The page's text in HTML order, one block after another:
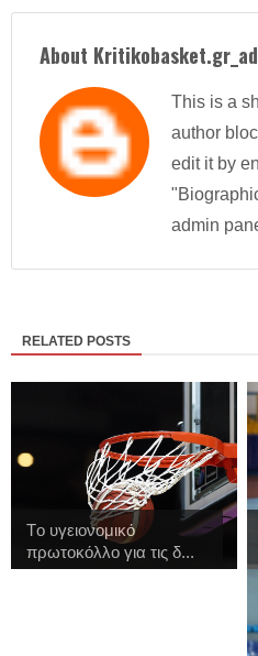
About
This is a
author
edit it by
admin
RELATED POSTS
Tο υγειονομικό
πρωτοκόλλο για τις δ...